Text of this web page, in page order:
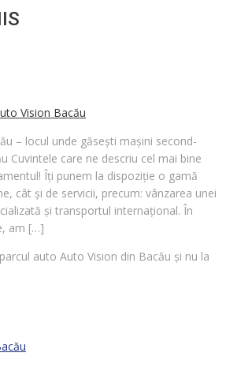
Vision Bacău
– locul unde găsești mașini second-
Cuvintele care ne descriu cel mai bine
Îți punem la dispoziție o gamă
cât și de servicii, precum: vânzarea unei
și transportul internațional. În
am […]